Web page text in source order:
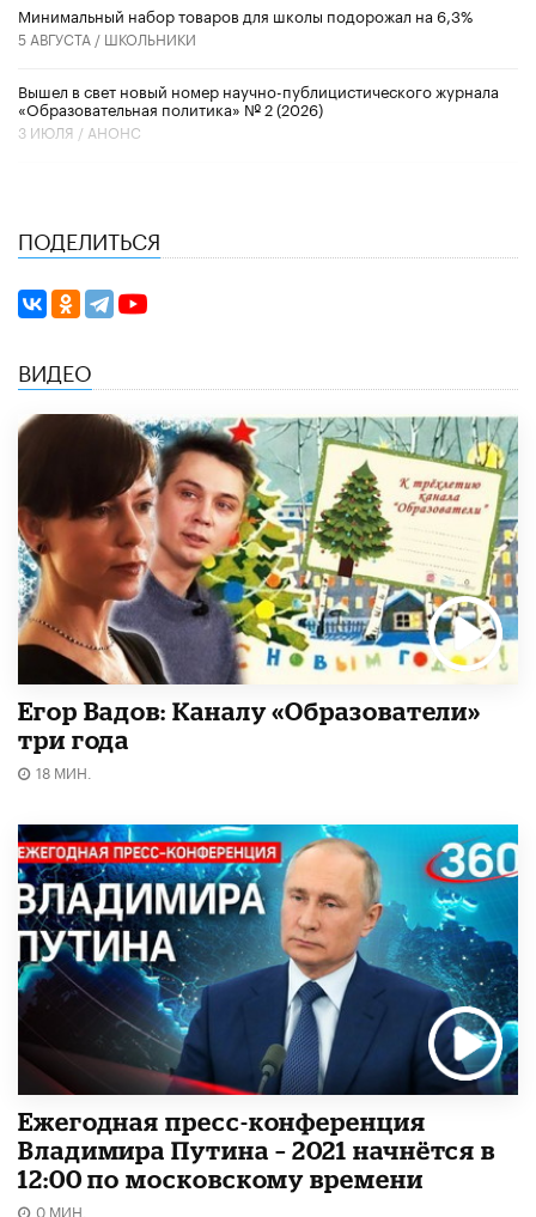
Минимальный набор товаров для школы подорожал на 6,3%
5 АВГУСТА / ШКОЛЬНИКИ
Вышел в свет новый номер научно-публицистического журнала
«Образовательная политика» № 2 (2026)
3 ИЮЛЯ / АНОНС
ПОДЕЛИТЬСЯ
ВИДЕО
Егор Вадов: Каналу «Образователи»
три года
18 МИН.
Ежегодная пресс-конференция
Владимира Путина – 2021 начнётся в
12:00 по московскому времени
0 МИН.